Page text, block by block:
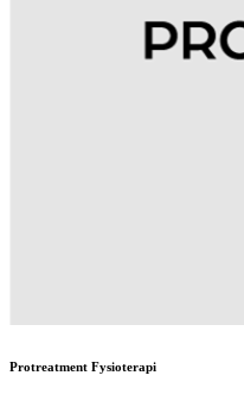
Protreatment Fysioterapi